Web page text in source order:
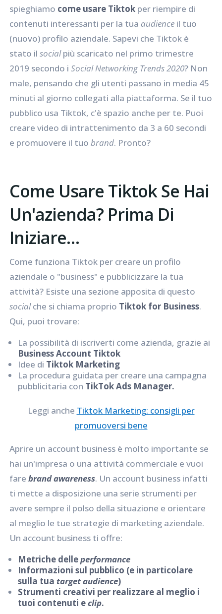
spieghiamo come usare Tiktok per riempire di
contenuti interessanti per la tua audience il tuo
(nuovo) profilo aziendale. Sapevi che Tiktok è
stato ilsocialpiù scaricato nel primo trimestre
2019 secondo i Social Networking Trends 2020? Non
male, pensando che gli utenti passano in media 45
minuti al giorno collegati alla piattaforma. Se il tuo
pubblico usa Tiktok, c'è spazio anche per te. Puoi
creare video di intrattenimento da 3 a 60 secondi
e promuovere il tuobrand. Pronto?
Come Usare Tiktok Se Hai
Un'azienda? Prima Di
Iniziare…
Come funziona Tiktok per creare un profilo
aziendale o "business" e pubblicizzare la tua
attività? Esiste una sezione apposita di questo
socialche si chiama proprio Tiktok for Business.
Qui, puoi trovare:
La possibilità di iscriverti come azienda, grazie ai
Business Account Tiktok
Idee di Tiktok Marketing
La procedura guidata per creare una campagna
pubblicitaria con TikTok Ads Manager.
Leggi anche Tiktok Marketing: consigli per
promuoversi bene
Aprire un account business è molto importante se
hai un'impresa o una attività commerciale e vuoi
farebrand awareness. Un account business infatti
ti mette a disposizione una serie strumenti per
avere sempre il polso della situazione e orientare
al meglio le tue strategie di marketing aziendale.
Un account business ti offre:
Metriche delleperformance
Informazioni sul pubblico (e in particolare
sulla tua target audience)
Strumenti creativi per realizzare al meglio i
tuoi contenuti eclip.